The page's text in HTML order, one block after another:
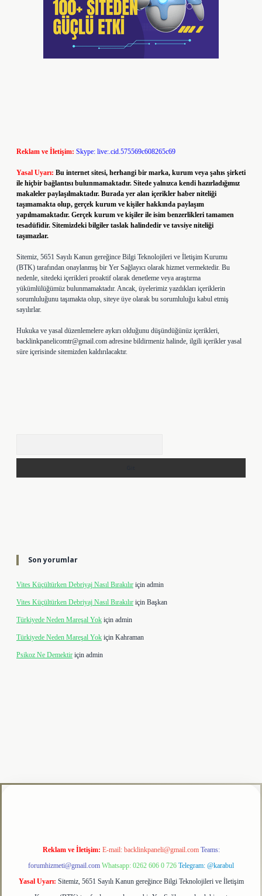
Reklam ve İletişim: Skype: live:.cid.575569c608265c69
Yasal Uyarı: Bu internet sitesi, herhangi bir marka, kurum veya şahıs şirketi
ile hiçbir bağlantısı bulunmamaktadır. Sitede yalnızca kendi hazırladığımız
makaleler paylaşılmaktadır. Burada yer alan içerikler haber niteliği
taşımamakta olup, gerçek kurum ve kişiler hakkında paylaşım
yapılmamaktadır. Gerçek kurum ve kişiler ile isim benzerlikleri tamamen
tesadüfidir. Sitemizdeki bilgiler taslak halindedir ve tavsiye niteliği
taşımazlar.
Sitemiz, 5651 Sayılı Kanun gereğince Bilgi Teknolojileri ve İletişim Kurumu
(BTK) tarafından onaylanmış bir Yer Sağlayıcı olarak hizmet vermektedir. Bu
nedenle, sitedeki içerikleri proaktif olarak denetleme veya araştırma
yükümlülüğümüz bulunmamaktadır. Ancak, üyelerimiz yazdıkları içeriklerin
sorumluluğunu taşımakta olup, siteye üye olarak bu sorumluluğu kabul etmiş
sayılırlar.
Hukuka ve yasal düzenlemelere aykırı olduğunu düşündüğünüz içerikleri,
backlinkpanelicomtr@gmail.com adresine bildirmeniz halinde, ilgili içerikler yasal
süre içerisinde sitemizden kaldırılacaktır.
Son yorumlar
Vites Küçültürken Debriyaj Nasıl Bırakılır için admin
Vites Küçültürken Debriyaj Nasıl Bırakılır için Başkan
Türkiyede Neden Mareşal Yok için admin
Türkiyede Neden Mareşal Yok için Kahraman
Psikoz Ne Demektir için admin
Reklam ve İletişim: E-mail: backlinkpaneli@gmail.com Teams:
forumhizmeti@gmail.com Whatsapp: 0262 606 0 726 Telegram: @karabul
Yasal Uyarı: Sitemiz, 5651 Sayılı Kanun gereğince Bilgi Teknolojileri ve İletişim